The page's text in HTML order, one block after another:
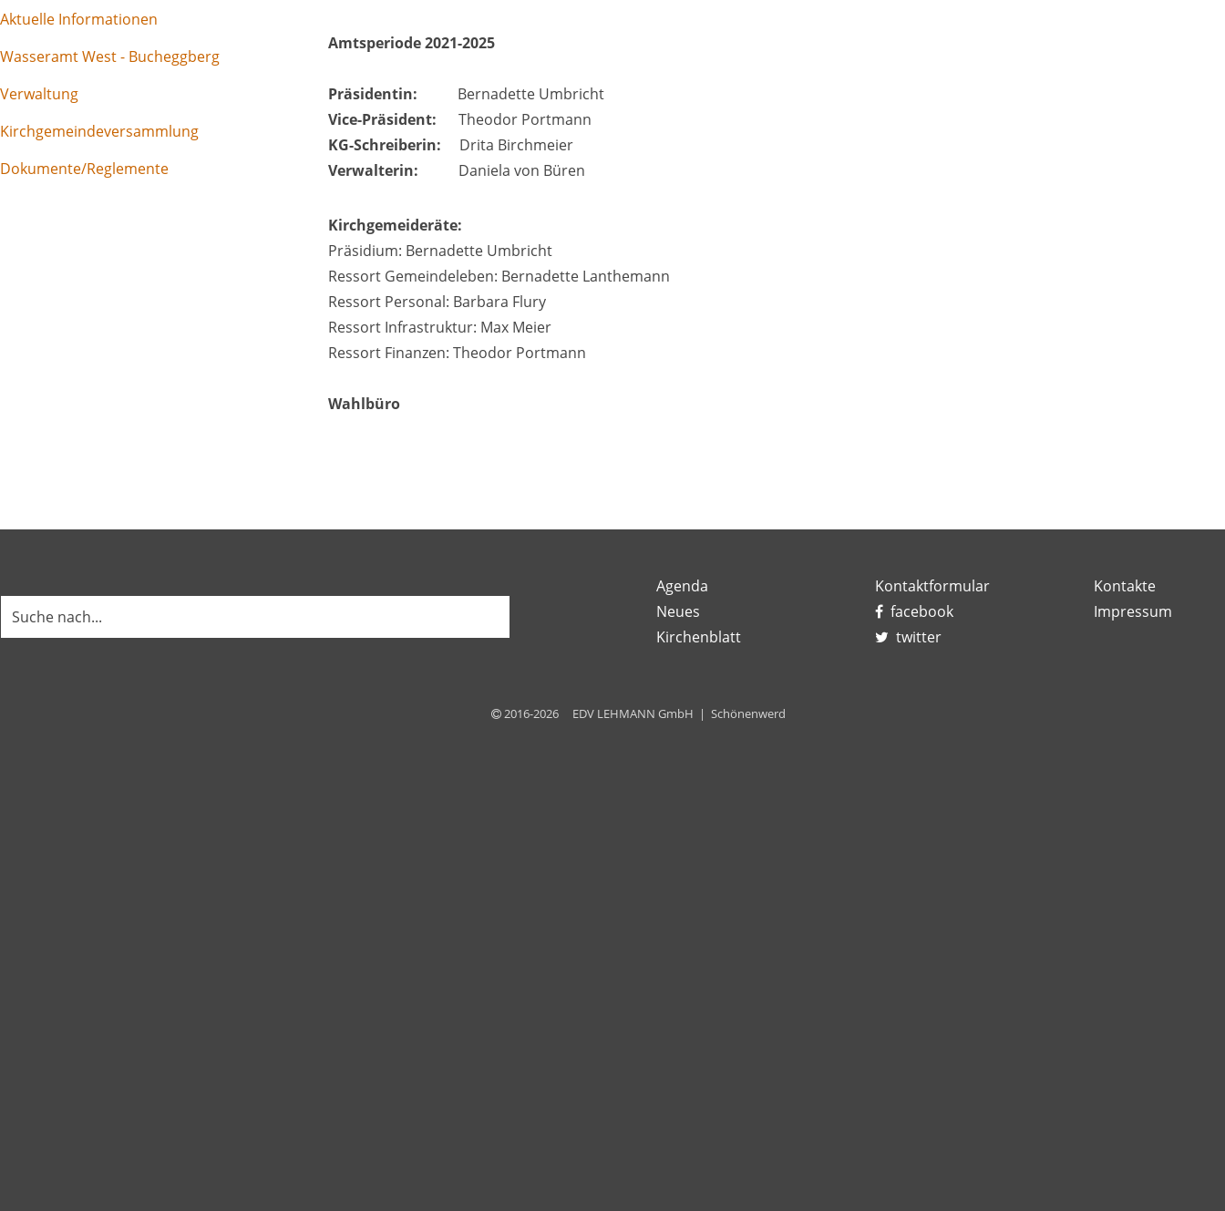
Aktuelle Informationen
Wasseramt West - Bucheggberg
Verwaltung
Kirchgemeindeversammlung
Dokumente/Reglemente
Amtsperiode 2021-2025
Präsidentin:
Bernadette Umbricht
Vice-Präsident:
Theodor Portmann
KG-Schreiberin:
Drita Birchmeier
Verwalterin:
Daniela von Büren
Kirchgemeideräte:
Präsidium: Bernadette Umbricht
Ressort Gemeindeleben: Bernadette Lanthemann
Ressort Personal: Barbara Flury
Ressort Infrastruktur: Max Meier
Ressort Finanzen: Theodor Portmann
Wahlbüro
Agenda
Neues
Kirchenblatt
Kontaktformular
facebook
twitter
Kontakte
Impressum
2016-2026 EDV LEHMANN GmbH | Schönenwerd